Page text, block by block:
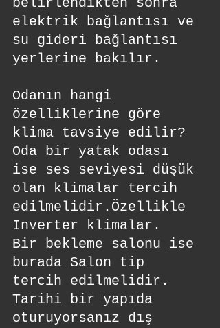
elektrik bağlantısı ve
su gideri bağlantısı
yerlerine bakılır.
Odanın hangi
özelliklerine göre
klima tavsiye edilir?
Oda bir yatak odası
ise ses seviyesi düşük
olan klimalar tercih
edilmelidir.Özellikle
Inverter klimalar.
Bir bekleme salonu ise
burada Salon tip
tercih edilmelidir.
Tarihi bir yapıda
oturuyorsanız dış